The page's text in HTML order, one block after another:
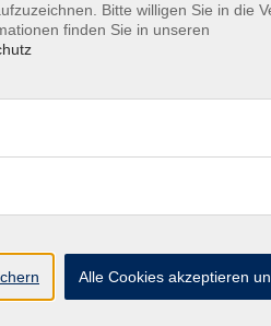
Wir
Ingrid Loh
Dienstag
Bitte willigen Sie in die
finden Sie in unseren
Alle Cookies akzeptieren